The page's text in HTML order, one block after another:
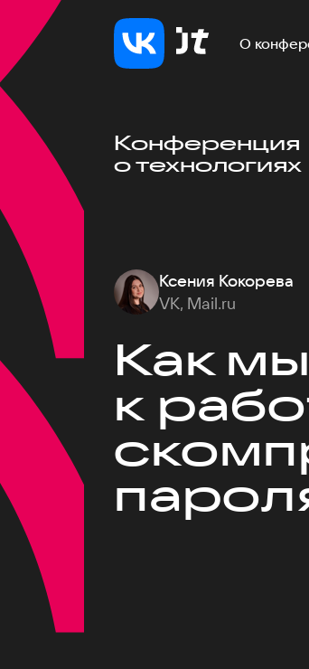
О
Конференция
о технологиях
Ксения Кокорева
VK, Mail.ru
Как
к